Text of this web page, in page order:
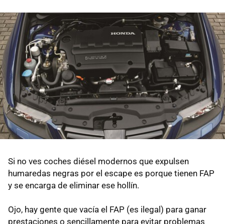
Si no ves coches diésel modernos que expulsen
humaredas negras por el escape es porque tienen FAP
y se encarga de eliminar ese hollín.
Ojo, hay gente que vacía el FAP (es ilegal) para ganar
prestaciones o sencillamente para evitar problemas